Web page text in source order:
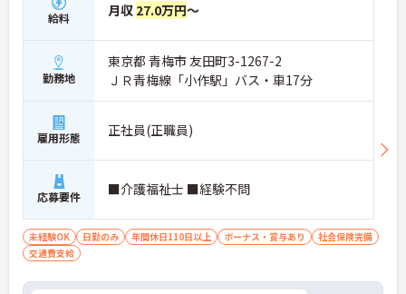
給料 月収 27.0万円～
勤務地
東京都 青梅市 友田町3-1267-2
ＪＲ青梅線「小作駅」バス・車17分
雇用形態 正社員(正職員)
応募要件 ■介護福祉士 ■経験不問
未経験OK 日勤のみ 年間休日110日以上 ボーナス・賞与あり
社会保険完備
交通費支給